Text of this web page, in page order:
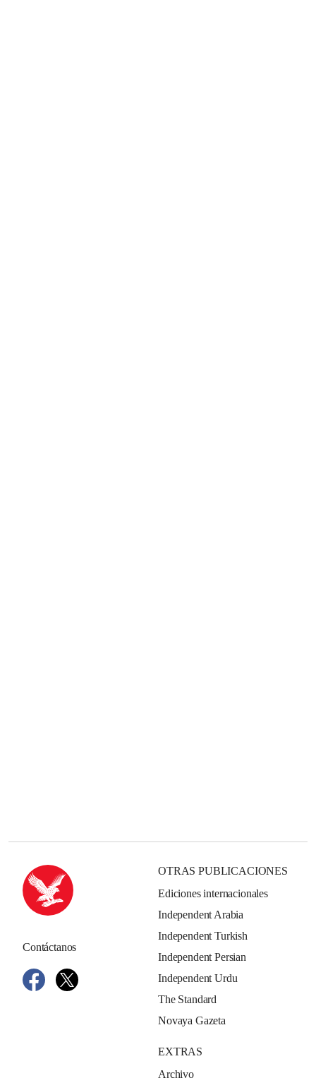
Contáctanos
OTRAS PUBLICACIONES
Ediciones internacionales
Independent Arabia
Independent Turkish
Independent Persian
Independent Urdu
The Standard
Novaya Gazeta
EXTRAS
Archivo